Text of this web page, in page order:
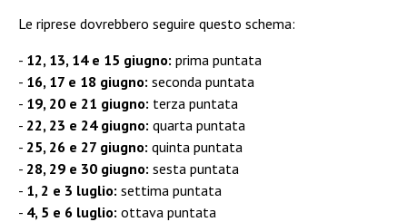
Le riprese dovrebbero seguire questo schema:
12, 13, 14 e 15 giugno: prima puntata
16, 17 e 18 giugno: seconda puntata
19, 20 e 21 giugno: terza puntata
22, 23 e 24 giugno: quarta puntata
25, 26 e 27 giugno: quinta puntata
28, 29 e 30 giugno: sesta puntata
1, 2 e 3 luglio: settima puntata
4, 5 e 6 luglio: ottava puntata